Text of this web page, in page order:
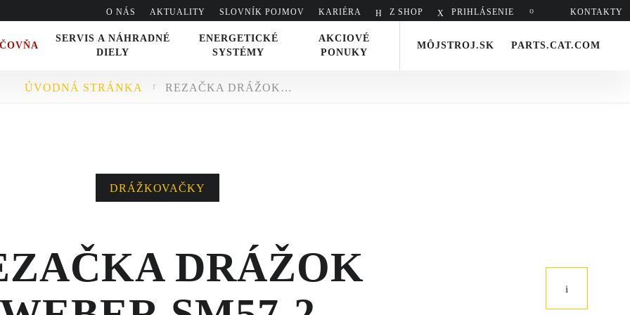
O NÁS AKTUALITY SLOVNÍK POJMOV KARIÉRA Z SHOP PRIHLÁSENIE Hladať KONTAKTY
SERVIS A NÁHRADNÉ
DIELY
ENERGETICKÉ
SYSTÉMY
AKCIOVÉ
PONUKY
MÔJSTROJ.SK PARTS.CAT.COM
ÚVODNÁ STRÁNKA REZAČKA DRÁŽOK WEBER SM57-2
DRÁŽKOVAČKY
DRÁŽOK
článok